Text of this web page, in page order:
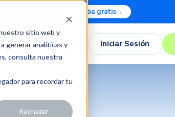
sitio web y
generar analíticas y
consulta nuestra
para recordar tu
Rechazar
Prueba gratis→
Iniciar Sesión